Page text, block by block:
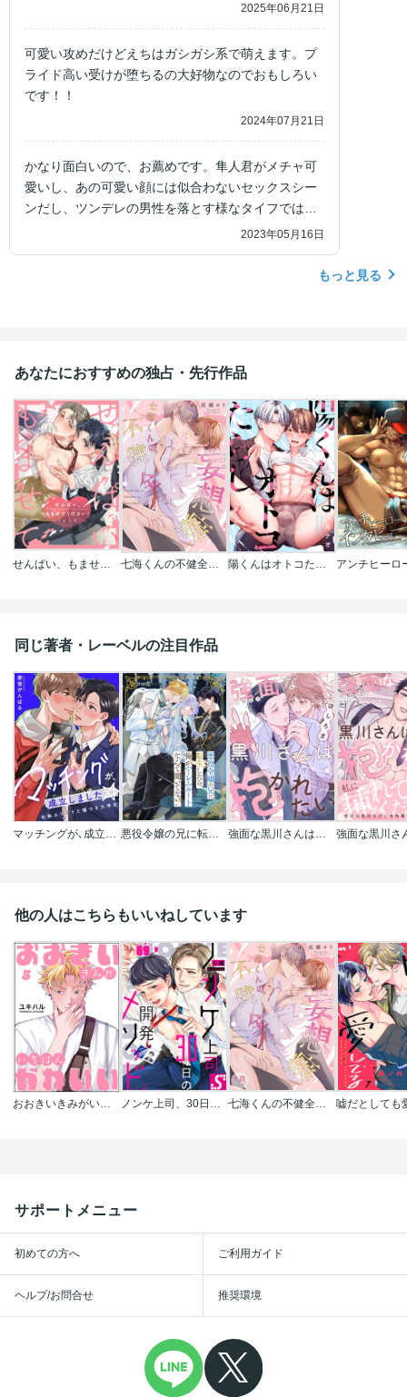
2025年06月21日
可愛い攻めだけどえちはガシガシ系で萌えます。プ
ライド高い受けが堕ちるの大好物なのでおもしろい
です！！
2024年07月21日
かなり面白いので、お薦めです。隼人君がメチャ可
愛いし、あの可愛い顔には似合わないセックスシー
ンだし、ツンデレの男性を落とす様なタイフでは無
いけど、結構多いですよね。プライドが高い人って､
2023年05月16日
もっと見る
あなたにおすすめの独占・先行作品
七海くんの不健全な妄想癖
同じ著者・レーベルの注目作品
悪役令嬢の兄に転生したら､俺がハーレムルートなんて聞いてない!
他の人はこちらもいいねしています
おおきいきみがいちばんかわいい（分冊版） ノンケ上司、30日の開発メソッド 七海くんの不健全な妄想癖
サポートメニュー
初めての方へ ご利用ガイド
ヘルプ/お問合せ 推奨環境